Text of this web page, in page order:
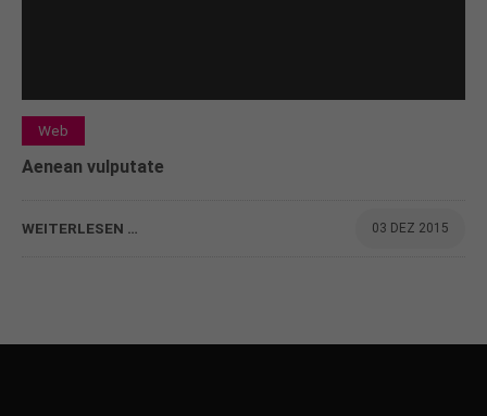
Web
Aenean vulputate
WEITERLESEN … 03 DEZ 2015